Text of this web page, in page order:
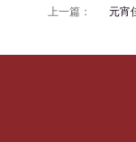
上一篇： 元宵